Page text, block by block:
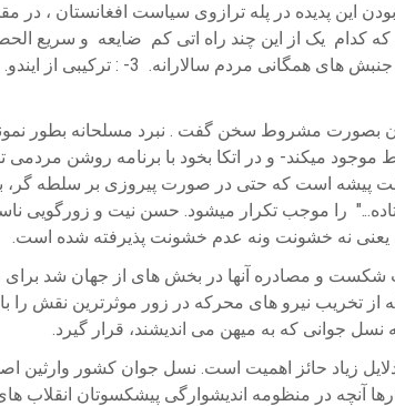
این پدیده در پله ترازوی سیاست افغانستان ، در
بصورت مشروط سخن گفت . نبرد مسلحانه بطور
موجود میکند- و در اتکا بخود با برنامه روشن
است که حتی در صورت پیروزی بر سلطه گر،
را موجب تکرار میشود. حسن نیت و زورگویی
یعنی نه خشونت ونه عدم خشونت پذیرفته شده است.
و مصادره آنها در بخش های از جهان شد برای
تخریب نیرو های محرکه در زور موثرترین نقش را
جوانی که به میهن می اندیشند، قرار گیرد.
زیاد حائز اهمیت است. نسل جوان کشور وارثین
در منظومه اندیشوارگی پیشکسوتان انقلاب